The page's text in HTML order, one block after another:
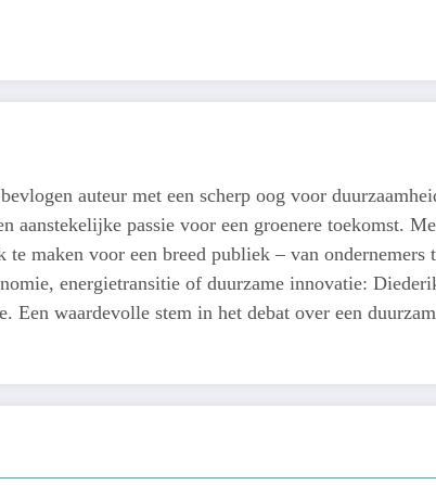
auteur met een scherp oog voor
aanstekelijke passie voor een groenere toekomst.
maken voor een breed publiek – van ondernemers
energietransitie of duurzame innovatie:
Een waardevolle stem in het debat over een